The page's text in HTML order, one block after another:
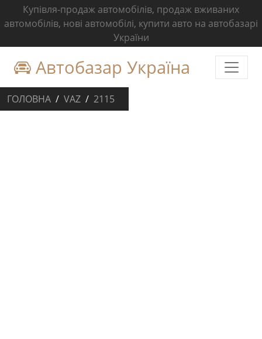
Купівля-продаж автомобілів, продаж вживаних
автомобілів, нові автомобілі, купити авто на автобазарі
України
Автобазар Україна
ГОЛОВНА VAZ 2115